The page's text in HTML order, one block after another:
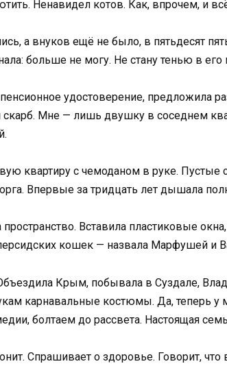
Ненавидел котов. Как, впрочем, и
а внуков ещё не было, в пятьдесят
больше не могу. Не стану тенью в
удостоверение, предложила
скарб. Мне — лишь двушку в соседнем
квартиру с чемоданом в руке.
Впервые за тридцать лет дышала
Вставила пластиковые
кошек — назвала Марфушей и
Крым, побывала в Суздале,
карнавальные костюмы. Да, теперь
болтаем до рассвета. Настоящая
Спрашивает о здоровье. Говорит, что